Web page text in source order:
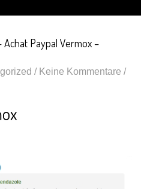
Paypal Vermox –
/ Keine Kommentare /